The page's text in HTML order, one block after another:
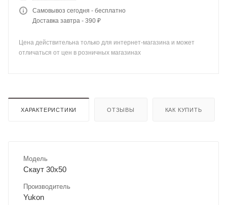
Самовывоз сегодня - бесплатно
Доставка завтра - 390 ₽
Цена действительна только для интернет-магазина и может
отличаться от цен в розничных магазинах
ХАРАКТЕРИСТИКИ ОТЗЫВЫ КАК КУПИТЬ
Модель
Скаут 30x50
Производитель
Yukon